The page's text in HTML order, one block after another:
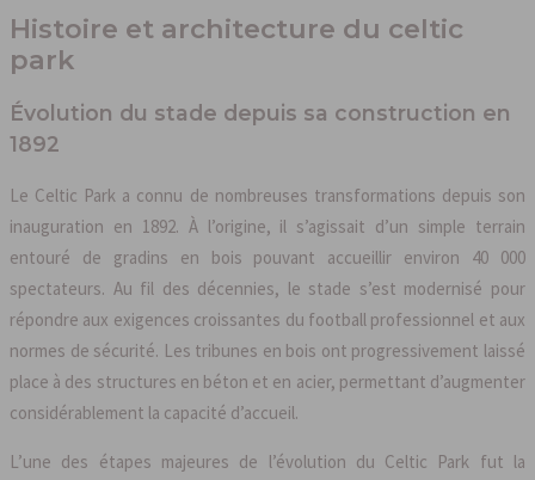
Histoire et architecture du celtic
park
Évolution du stade depuis sa construction en
1892
Le Celtic Park a connu de nombreuses transformations depuis son
inauguration en 1892. À l’origine, il s’agissait d’un simple terrain
entouré de gradins en bois pouvant accueillir environ 40 000
spectateurs. Au fil des décennies, le stade s’est modernisé pour
répondre aux exigences croissantes du football professionnel et aux
normes de sécurité. Les tribunes en bois ont progressivement laissé
place à des structures en béton et en acier, permettant d’augmenter
considérablement la capacité d’accueil.
L’une des étapes majeures de l’évolution du Celtic Park fut la